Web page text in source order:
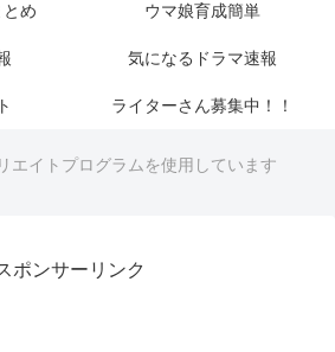
め ウマ娘育成簡単
気になるドラマ速報
ライターさん募集中！！
エイトプログラムを使用しています
ポンサーリンク